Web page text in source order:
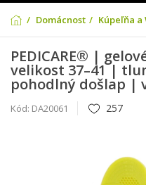
Domácnosť Kúpeľňa a
PEDICARE® |
velikost 37–41 |
pohodlný došlap |
Kód: DA20061 257